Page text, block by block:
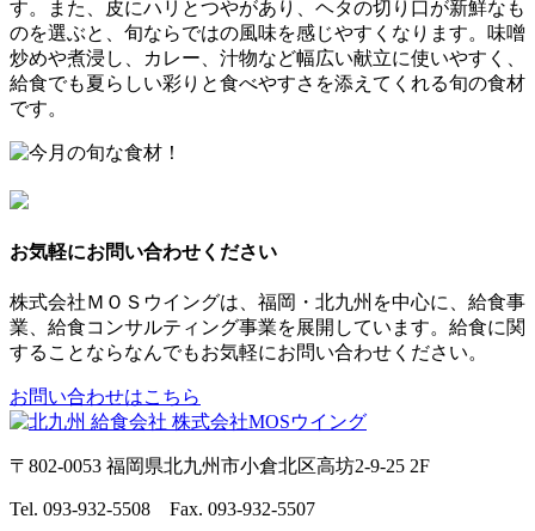
す。また、皮にハリとつやがあり、ヘタの切り口が新鮮なも
のを選ぶと、旬ならではの風味を感じやすくなります。味噌
炒めや煮浸し、カレー、汁物など幅広い献立に使いやすく、
給食でも夏らしい彩りと食べやすさを添えてくれる旬の食材
です。
お気軽にお問い合わせください
株式会社ＭＯＳウイングは、福岡・北九州を中心に、給食事
業、給食コンサルティング事業を展開しています。給食に関
することならなんでもお気軽にお問い合わせください。
お問い合わせはこちら
〒802-0053 福岡県北九州市小倉北区高坊2-9-25 2F
Tel. 093-932-5508 Fax. 093-932-5507